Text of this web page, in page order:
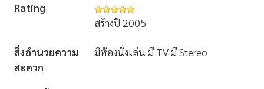
Rating
สร้างปี 2005
สิ่งอำนวยความ
สะดวก
มีห้องนั่งเล่น มี TV มี Stereo